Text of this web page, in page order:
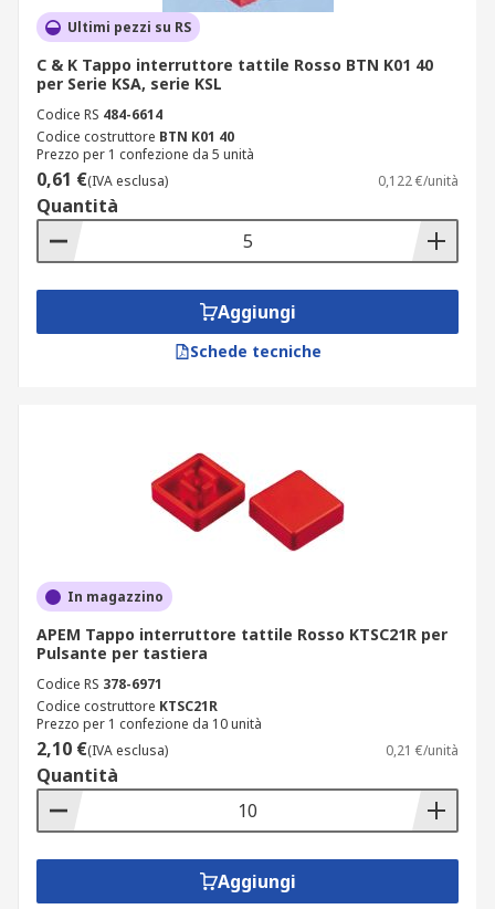
Ultimi pezzi su RS
C & K Tappo interruttore tattile Rosso BTN K01 40
per Serie KSA, serie KSL
Codice RS 484-6614
Codice costruttore BTN K01 40
Prezzo per 1 confezione da 5 unità
0,61 €(IVA esclusa) 0,122 €/unità
Quantità
Aggiungi
Schede tecniche
In magazzino
APEM Tappo interruttore tattile Rosso KTSC21R per
Pulsante per tastiera
Codice RS 378-6971
Codice costruttore KTSC21R
Prezzo per 1 confezione da 10 unità
2,10 €(IVA esclusa) 0,21 €/unità
Quantità
Aggiungi